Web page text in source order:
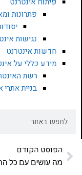
פתרונות
נגישות
חדשות אינטרנט
מידע כללי על
רשת
בניית אתרי
הפוסט הקודם